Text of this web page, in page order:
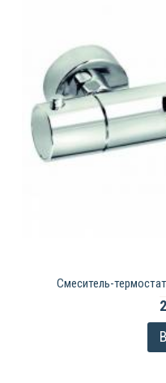
Смеситель-